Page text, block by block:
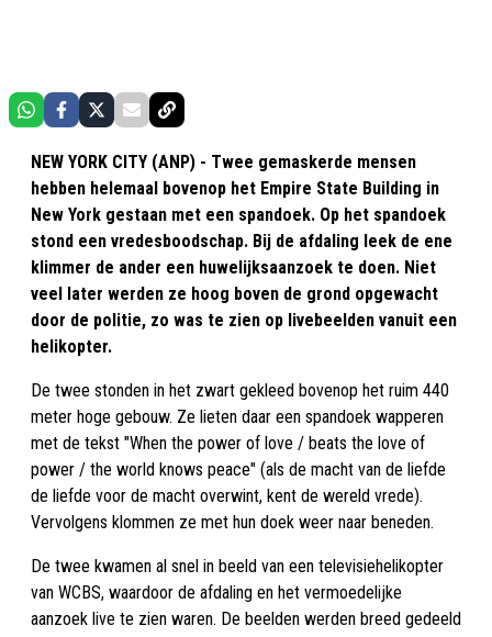
NEW YORK CITY (ANP) - Twee gemaskerde mensen
hebben helemaal bovenop het Empire State Building in
New York gestaan met een spandoek. Op het spandoek
stond een vredesboodschap. Bij de afdaling leek de ene
klimmer de ander een huwelijksaanzoek te doen. Niet
veel later werden ze hoog boven de grond opgewacht
door de politie, zo was te zien op livebeelden vanuit een
helikopter.
De twee stonden in het zwart gekleed bovenop het ruim 440
meter hoge gebouw. Ze lieten daar een spandoek wapperen
met de tekst "When the power of love / beats the love of
power / the world knows peace" (als de macht van de liefde
de liefde voor de macht overwint, kent de wereld vrede).
Vervolgens klommen ze met hun doek weer naar beneden.
De twee kwamen al snel in beeld van een televisiehelikopter
van WCBS, waardoor de afdaling en het vermoedelijke
aanzoek live te zien waren. De beelden werden breed gedeeld